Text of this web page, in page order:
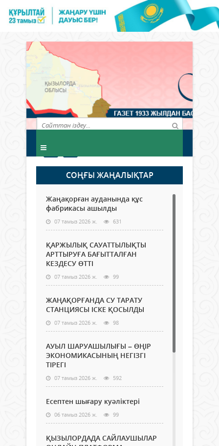
СОҢҒЫ ЖАҢАЛЫҚТАР
Жаңақорған ауданында құс
фабрикасы ашылды
07 тамыз 2026 ж. 631
ҚАРЖЫЛЫҚ САУАТТЫЛЫҚТЫ
АРТТЫРУҒА БАҒЫТТАЛҒАН
КЕЗДЕСУ ӨТТІ
07 тамыз 2026 ж. 99
ЖАҢАҚОРҒАНДА СУ ТАРАТУ
СТАНЦИЯСЫ ІСКЕ ҚОСЫЛДЫ
07 тамыз 2026 ж. 98
АУЫЛ ШАРУАШЫЛЫҒЫ – ӨҢІР
ЭКОНОМИКАСЫНЫҢ НЕГІЗГІ
ТІРЕГІ
07 тамыз 2026 ж. 592
Есептен шығару куәліктері
06 тамыз 2026 ж. 99
ҚЫЗЫЛОРДАДА САЙЛАУШЫЛАР